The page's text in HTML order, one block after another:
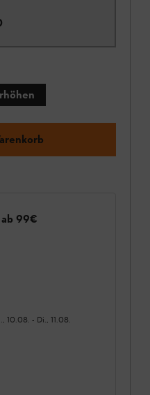
99€
10.08. - Di., 11.08.